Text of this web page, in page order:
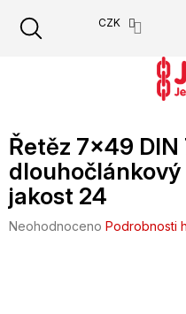
obsah
CZK
Řetěz 7x49 DIN
jakost 24
Průměrné
Neohodnoceno Podrobnosti